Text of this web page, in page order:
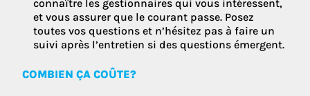
connaître les gestionnaires qui vous intéressent,
et vous assurer que le courant passe. Posez
toutes vos questions et n’hésitez pas à faire un
suivi après l’entretien si des questions émergent.
COMBIEN ÇA COÛTE?